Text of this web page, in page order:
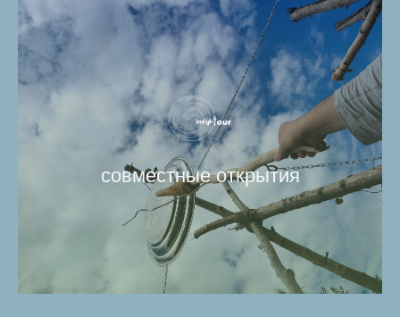
совместные открытия